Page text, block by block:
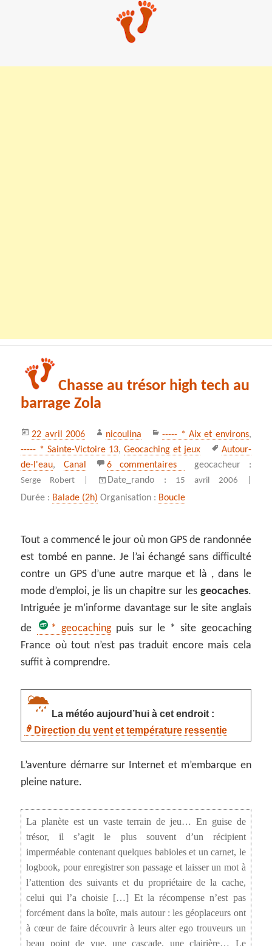
Chasse au trésor high tech au
barrage Zola
Publié
le
22 avril 2006 Auteur
nicoulina Catégories
----- * Aix et environs,
----- * Sainte-Victoire 13,Geocaching et jeux
Mots-
clés
Autour-
de-l'eau, Canal 6 commentaires sur Chasse au trésor
geocacheur :
Serge Robert | Date_rando : 15 avril 2006 |
Durée : Balade (2h) Organisation : Boucle
Tout a commencé le jour où mon GPS de randonnée
est tombé en panne. Je l’ai échangé sans difficulté
contre un GPS d’une autre marque et là , dans le
mode d’emploi, je lis un chapitre sur les geocaches.
Intriguée je m’informe davantage sur le site anglais
de
* geocachingpuis sur le * site geocaching
France où tout n’est pas traduit encore mais cela
suffit à comprendre.
La météo aujourd’hui à cet endroit :
Direction du vent et température ressentie
L’aventure démarre sur Internet et m’embarque en
pleine nature.
La planète est un vaste terrain de jeu… En guise de
trésor, il s’agit le plus souvent d’un récipient
imperméable contenant quelques babioles et un carnet, le
logbook, pour enregistrer son passage et laisser un mot à
l’attention des suivants et du propriétaire de la cache,
celui qui l’a choisie […] Et la récompense n’est pas
forcément dans la boîte, mais autour : les géoplaceurs ont
à cœur de faire découvrir à leurs alter ego trouveurs un
beau point de vue, une cascade, une clairière… Le